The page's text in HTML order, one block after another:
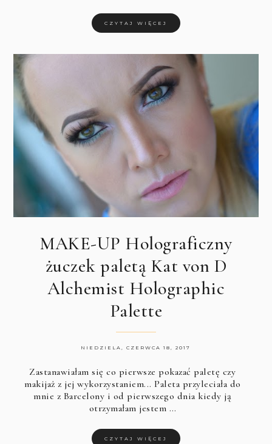
CZYTAJ WIĘCEJ
MAKE-UP Holograficzny
żuczek paletą Kat von D
Alchemist Holographic
Palette
NIEDZIELA, CZERWCA 18, 2017
Zastanawiałam się co pierwsze pokazać paletę czy
makijaż z jej wykorzystaniem... Paleta przyleciała do
mnie z Barcelony i od pierwszego dnia kiedy ją
otrzymałam jestem …
CZYTAJ WIĘCEJ